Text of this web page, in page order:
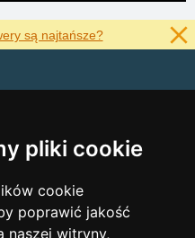
pliki cookie
cookie
poprawić jakość
naszej witryny,
są najtańsze?